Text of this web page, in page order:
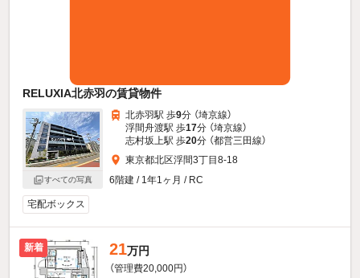
RELUXIA北赤羽の賃貸物件
すべての写真
北赤羽駅 歩9分 （埼京線）
浮間舟渡駅 歩17分 （埼京線）
志村坂上駅 歩20分 （都営三田線）
東京都北区浮間3丁目8-18
6階建 / 1年1ヶ月 / RC
宅配ボックス
新着 21万円
（管理費20,000円）